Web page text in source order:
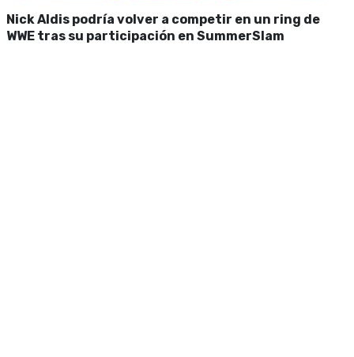
Nick Aldis podría volver a competir en un ring de
WWE tras su participación en SummerSlam